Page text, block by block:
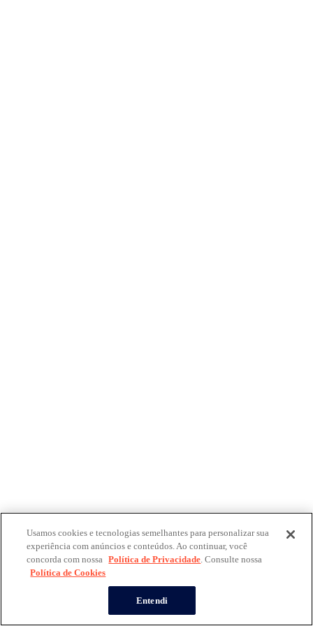
Usamos cookies e tecnologias semelhantes para personalizar sua
experiência com anúncios e conteúdos. Ao continuar, você
concorda com nossa Política de Privacidade. Consulte nossa
Política de Cookies
Entendi